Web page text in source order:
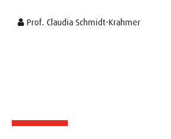
Prof. Claudia Schmidt-Krahmer